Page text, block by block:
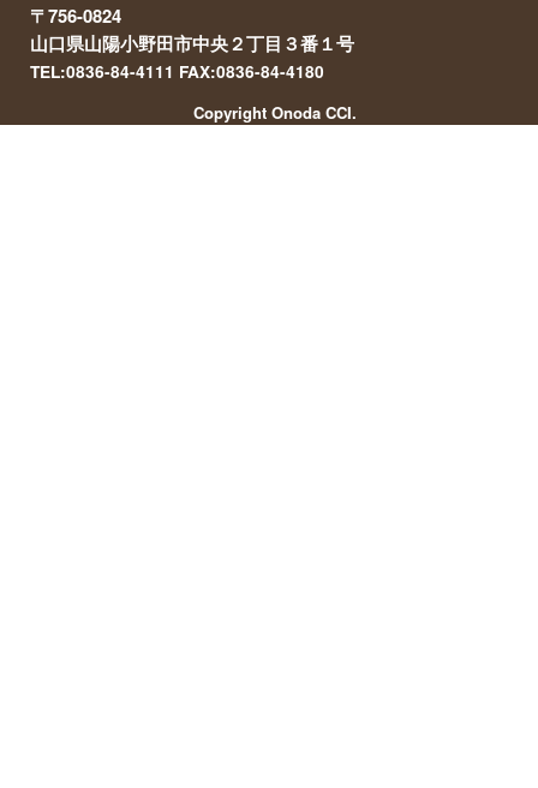
〒756-0824
山口県山陽小野田市中央２丁目３番１号
TEL:0836-84-4111 FAX:0836-84-4180
Copyright Onoda CCI.